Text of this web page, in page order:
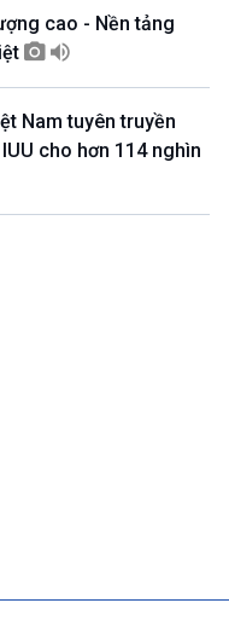
cao - Nền tảng
Nam tuyên truyền
cho hơn 114 nghìn